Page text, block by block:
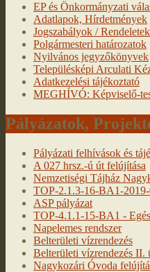
EP és Önkormányzati
Adatlapok, Hírdetmények
Jogszabályok / Rendeletek
Polgármesteri határozatok
Nyilvános jegyzőkönyvek
Településképi Arculati
Adatkezelési tájékoztató
MEGHÍVÓ: Képviselő-
Pályázatok,
Pályázati felhívások és
A 027 hrsz.-ú út felújítása
Nemzetiségi Tájház
TOP-2.1.3-16-BA1-
ASP pályázat
TOP-4.1.1-15-BA1 -
Napelemes rendszer
Belterületi vízrendezés
Belterületi vízrendezés II.
Nagykozári Óvoda